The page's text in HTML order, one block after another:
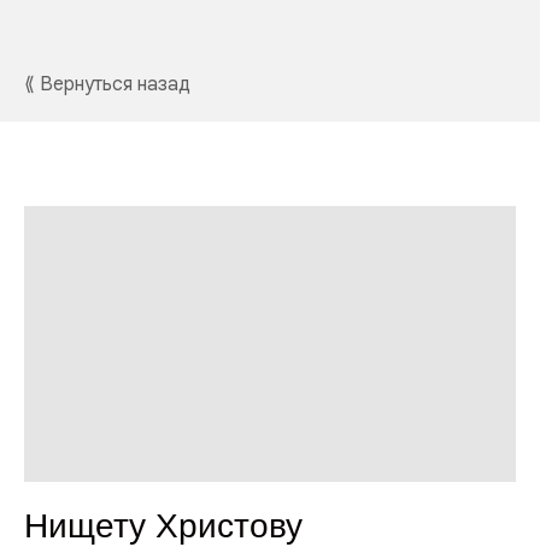
⟪ Вернуться назад
Нищету Христову